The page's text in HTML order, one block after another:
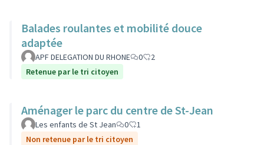
Balades roulantes et mobilité douce
adaptée
APF DELEGATION DU RHONE 0
2
Retenue par le tri citoyen
Aménager le parc du centre de St-Jean
Les enfants de St Jean 0
1
Non retenue par le tri citoyen